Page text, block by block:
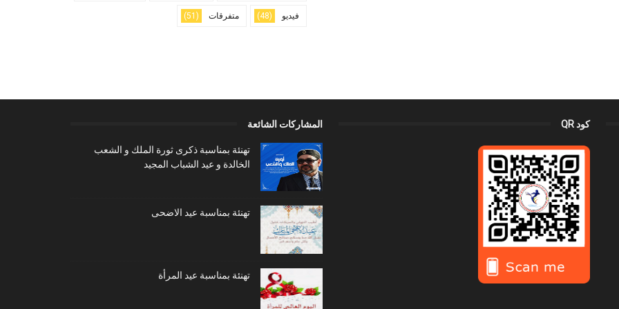
فيديو (48) متفرقات (51)
كود QR المشاركات الشائعة
تهنئة بمناسبة ذكرى ثورة الملك و الشعب
الخالدة و عيد الشباب المجيد
تهنئة بمناسبة عيد الاضحى
تهنئة بمناسبة عيد المرأة